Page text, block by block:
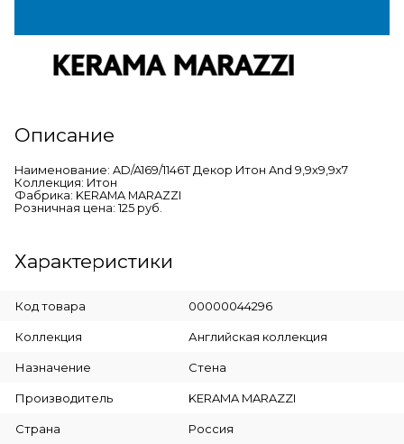
Описание
Наименование: AD/A169/1146T Декор Итон And 9,9х9,9х7
Коллекция: Итон
Фабрика: KERAMA MARAZZI
Розничная цена: 125 руб.
Характеристики
Код товара 00000044296
Коллекция Английская коллекция
Назначение Стена
Производитель KERAMA MARAZZI
Страна Россия